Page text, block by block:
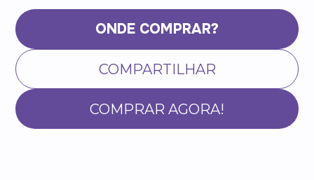
ONDE COMPRAR?
COMPARTILHAR
COMPRAR AGORA!